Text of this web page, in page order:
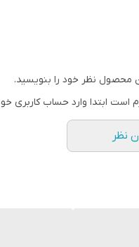
بودن شیشه های دوربین را
بازار، شیشه های دوربین
آسیب می بینند. بنابراین
محصول نظر خود را بنویسید.
است ابتدا وارد حساب کاربری
نظر